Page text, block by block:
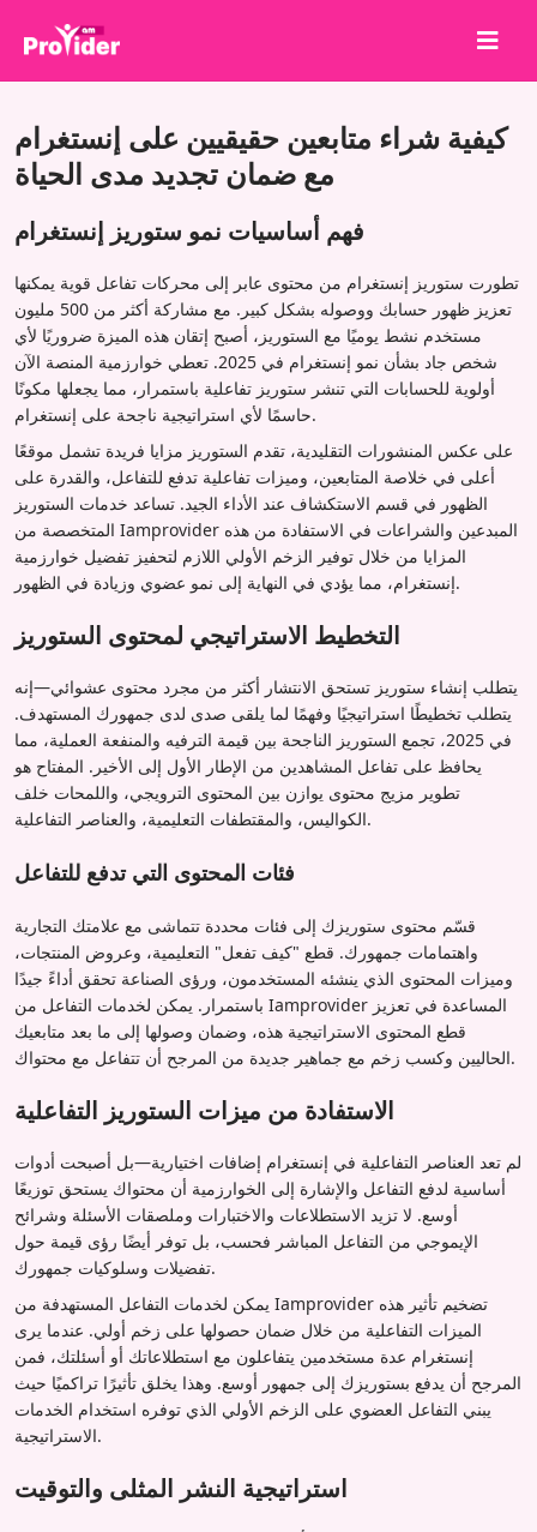
من نحن
إنشاء حساب
الخدمات
API
الشروط
مدونة
كيفية شراء متابعين حقيقيين على إنستغرام
مع ضمان تجديد مدى الحياة
فهم أساسيات نمو ستوريز إنستغرام
تطورت ستوريز إنستغرام من محتوى عابر إلى محركات تفاعل قوية يمكنها
تعزيز ظهور حسابك ووصوله بشكل كبير. مع مشاركة أكثر من 500 مليون
مستخدم نشط يوميًا مع الستوريز، أصبح إتقان هذه الميزة ضروريًا لأي
شخص جاد بشأن نمو إنستغرام في 2025. تعطي خوارزمية المنصة الآن
أولوية للحسابات التي تنشر ستوريز تفاعلية باستمرار، مما يجعلها مكونًا
حاسمًا لأي استراتيجية ناجحة على إنستغرام.
على عكس المنشورات التقليدية، تقدم الستوريز مزايا فريدة تشمل موقعًا
أعلى في خلاصة المتابعين، وميزات تفاعلية تدفع للتفاعل، والقدرة على
الظهور في قسم الاستكشاف عند الأداء الجيد. تساعد خدمات الستوريز
المتخصصة من Iamprovider المبدعين والشراعات في الاستفادة من هذه
المزايا من خلال توفير الزخم الأولي اللازم لتحفيز تفضيل خوارزمية
إنستغرام، مما يؤدي في النهاية إلى نمو عضوي وزيادة في الظهور.
التخطيط الاستراتيجي لمحتوى الستوريز
يتطلب إنشاء ستوريز تستحق الانتشار أكثر من مجرد محتوى عشوائي—إنه
يتطلب تخطيطًا استراتيجيًا وفهمًا لما يلقى صدى لدى جمهورك المستهدف.
في 2025، تجمع الستوريز الناجحة بين قيمة الترفيه والمنفعة العملية، مما
يحافظ على تفاعل المشاهدين من الإطار الأول إلى الأخير. المفتاح هو
تطوير مزيج محتوى يوازن بين المحتوى الترويجي، واللمحات خلف
الكواليس، والمقتطفات التعليمية، والعناصر التفاعلية.
فئات المحتوى التي تدفع للتفاعل
قسّم محتوى ستوريزك إلى فئات محددة تتماشى مع علامتك التجارية
واهتمامات جمهورك. قطع "كيف تفعل" التعليمية، وعروض المنتجات،
وميزات المحتوى الذي ينشئه المستخدمون، ورؤى الصناعة تحقق أداءً جيدًا
باستمرار. يمكن لخدمات التفاعل من Iamprovider المساعدة في تعزيز
قطع المحتوى الاستراتيجية هذه، وضمان وصولها إلى ما بعد متابعيك
الحاليين وكسب زخم مع جماهير جديدة من المرجح أن تتفاعل مع محتواك.
الاستفادة من ميزات الستوريز التفاعلية
لم تعد العناصر التفاعلية في إنستغرام إضافات اختيارية—بل أصبحت أدوات
أساسية لدفع التفاعل والإشارة إلى الخوارزمية أن محتواك يستحق توزيعًا
أوسع. لا تزيد الاستطلاعات والاختبارات وملصقات الأسئلة وشرائح
الإيموجي من التفاعل المباشر فحسب، بل توفر أيضًا رؤى قيمة حول
تفضيلات وسلوكيات جمهورك.
يمكن لخدمات التفاعل المستهدفة من Iamprovider تضخيم تأثير هذه
الميزات التفاعلية من خلال ضمان حصولها على زخم أولي. عندما يرى
إنستغرام عدة مستخدمين يتفاعلون مع استطلاعاتك أو أسئلتك، فمن
المرجح أن يدفع بستوريزك إلى جمهور أوسع. وهذا يخلق تأثيرًا تراكميًا حيث
يبني التفاعل العضوي على الزخم الأولي الذي توفره استخدام الخدمات
الاستراتيجية.
استراتيجية النشر المثلى والتوقيت